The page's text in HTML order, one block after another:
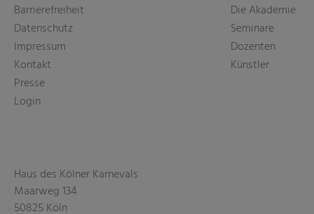
Barrierefreiheit
Datenschutz
Impressum
Kontakt
Presse
Login
Die Akademie
Seminare
Dozenten
Künstler
Haus des Kölner Karnevals
Maarweg 134
50825 Köln